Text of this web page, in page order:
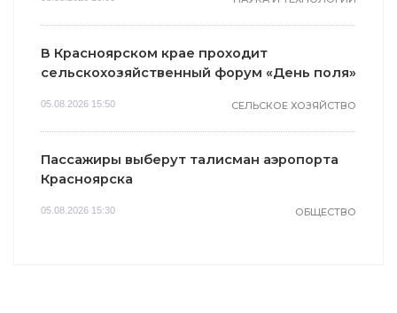
В Красноярском крае проходит
сельскохозяйственный форум «День поля»
05.08.2026 15:50 СЕЛЬСКОЕ ХОЗЯЙСТВО
Пассажиры выберут талисман аэропорта
Красноярска
05.08.2026 15:30 ОБЩЕСТВО